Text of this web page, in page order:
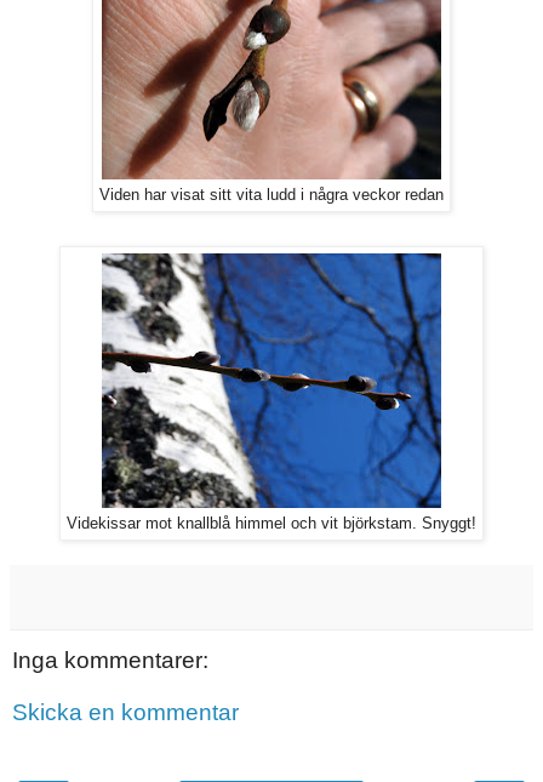
Viden har visat sitt vita ludd i några veckor redan
Videkissar mot knallblå himmel och vit björkstam. Snyggt!
Inga kommentarer:
Skicka en kommentar